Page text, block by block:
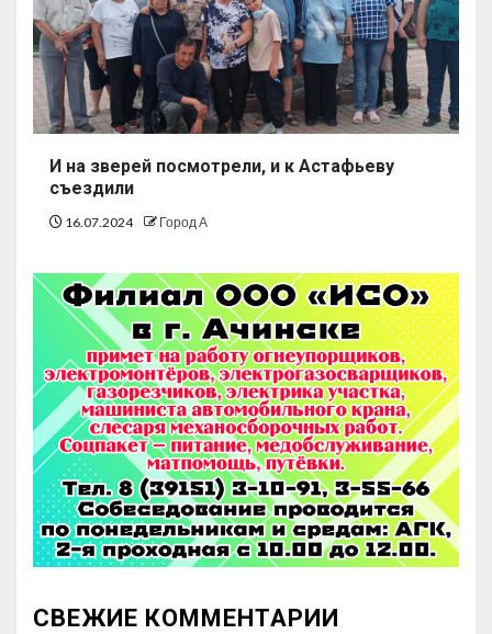
И на зверей посмотрели, и к Астафьеву
съездили
16.07.2024 Город А
СВЕЖИЕ КОММЕНТАРИИ